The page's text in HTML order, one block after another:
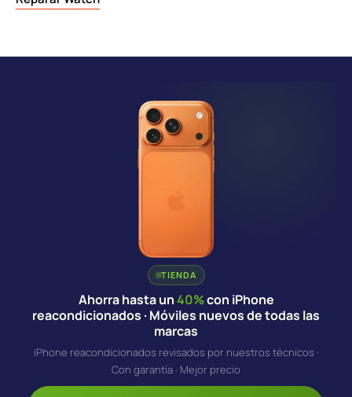
TIENDA
Ahorra hasta un40%con iPhone
reacondicionados · Móviles nuevos de todas las
marcas
iPhone reacondicionados revisados por nuestros técnicos ·
Con garantía · Mejor precio